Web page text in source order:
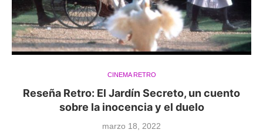
CINEMA RETRO
Reseña Retro: El Jardín Secreto, un cuento
sobre la inocencia y el duelo
marzo 18, 2022